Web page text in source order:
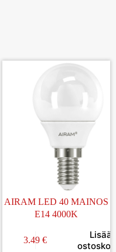
AIRAM LED 40 MAINOS
E14 4000K
3.49 €
Lisää